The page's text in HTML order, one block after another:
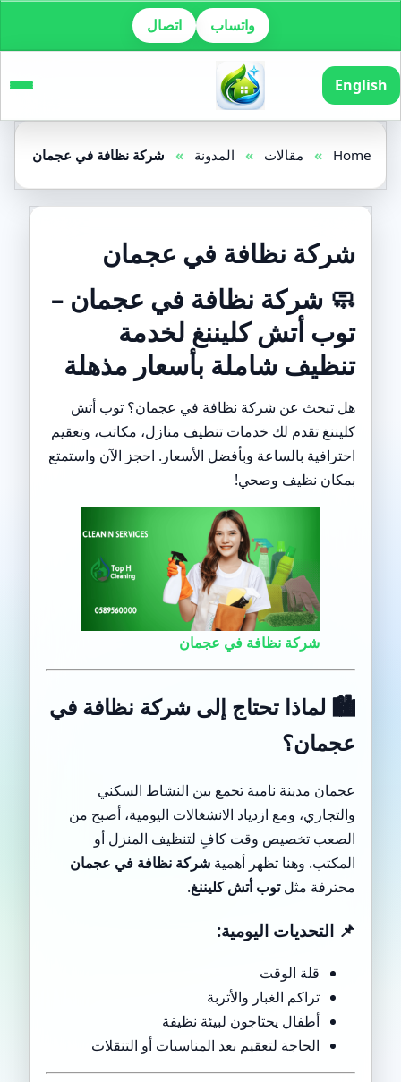
واتساب اتصال
English
Home
» مقالات » المدونة » شركة نظافة في عجمان
شركة نظافة في عجمان
🧼 شركة نظافة في عجمان –
توب أتش كليننغ لخدمة
تنظيف شاملة بأسعار مذهلة
هل تبحث عن شركة نظافة في عجمان؟ توب أتش
كليننغ تقدم لك خدمات تنظيف منازل، مكاتب، وتعقيم
احترافية بالساعة وبأفضل الأسعار. احجز الآن واستمتع
بمكان نظيف وصحي!
شركة نظافة في عجمان
🏙️ لماذا تحتاج إلى شركة نظافة في
عجمان؟
عجمان مدينة نامية تجمع بين النشاط السكني
والتجاري، ومع ازدياد الانشغالات اليومية، أصبح من
الصعب تخصيص وقت كافٍ لتنظيف المنزل أو
المكتب. وهنا تظهر أهمية شركة نظافة في عجمان
محترفة مثلتوب أتش كليننغ.
📌 التحديات اليومية:
قلة الوقت
تراكم الغبار والأتربة
أطفال يحتاجون لبيئة نظيفة
الحاجة لتعقيم بعد المناسبات أو التنقلات